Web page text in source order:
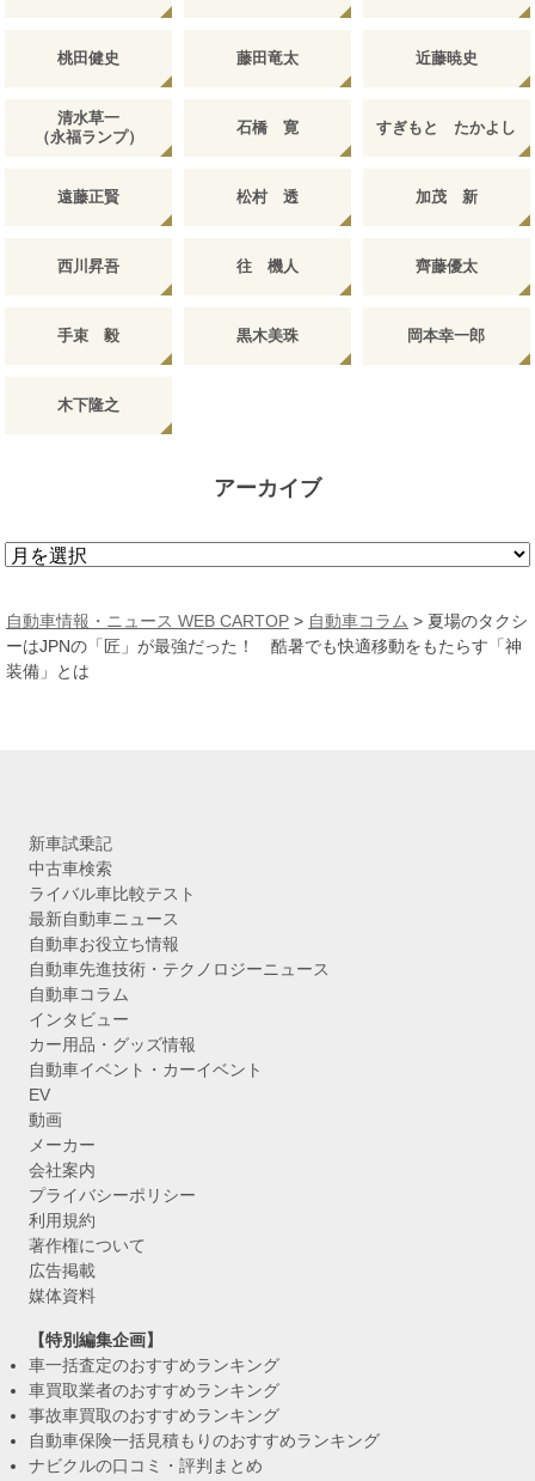
桃田健史 藤田竜太 近藤暁史
清水草一
（永福ランプ）
石橋 寛 すぎもと たかよし
遠藤正賢 松村 透 加茂 新
西川昇吾 往 機人 齊藤優太
手束 毅 黒木美珠 岡本幸一郎
木下隆之
アーカイブ
ア
カ
イ
ブ
自動車情報・ニュース WEB CARTOP > 自動車コラム > 夏場のタクシ
ーはJPNの「匠」が最強だった！ 酷暑でも快適移動をもたらす「神
装備」とは
新車試乗記
中古車検索
ライバル車比較テスト
最新自動車ニュース
自動車お役立ち情報
自動車先進技術・テクノロジーニュース
自動車コラム
インタビュー
カー用品・グッズ情報
自動車イベント・カーイベント
EV
動画
メーカー
会社案内
プライバシーポリシー
利用規約
著作権について
広告掲載
媒体資料
【特別編集企画】
車一括査定のおすすめランキング
車買取業者のおすすめランキング
事故車買取のおすすめランキング
自動車保険一括見積もりのおすすめランキング
ナビクルの口コミ・評判まとめ